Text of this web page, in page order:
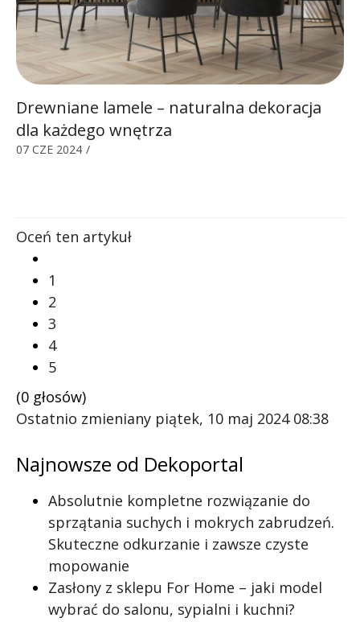
Drewniane lamele – naturalna dekoracja
dla każdego wnętrza
07 CZE 2024 /
Oceń ten artykuł
1
2
3
4
5
(0 głosów)
Ostatnio zmieniany piątek, 10 maj 2024 08:38
Najnowsze od Dekoportal
Absolutnie kompletne rozwiązanie do
sprzątania suchych i mokrych zabrudzeń.
Skuteczne odkurzanie i zawsze czyste
mopowanie
Zasłony z sklepu For Home – jaki model
wybrać do salonu, sypialni i kuchni?